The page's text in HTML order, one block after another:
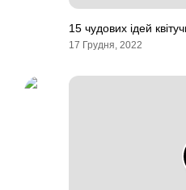
15 чудових ідей
17 Грудня, 2022